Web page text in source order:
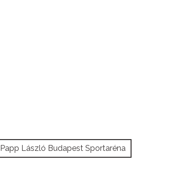
Papp László Budapest Sportaréna